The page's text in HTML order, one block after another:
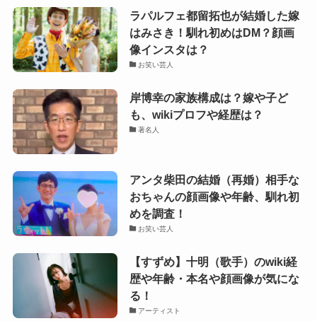
ラパルフェ都留拓也が結婚した嫁
はみさき！馴れ初めはDM？顔画
像インスタは？
お笑い芸人
岸博幸の家族構成は？嫁や子ど
も、wikiプロフや経歴は？
著名人
アンタ柴田の結婚（再婚）相手な
おちゃんの顔画像や年齢、馴れ初
めを調査！
お笑い芸人
【すずめ】十明（歌手）のwiki経
歴や年齢・本名や顔画像が気にな
る！
アーティスト